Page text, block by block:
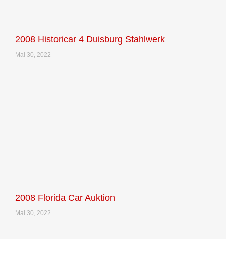
2008 Historicar 4 Duisburg Stahlwerk
Mai 30, 2022
2008 Florida Car Auktion
Mai 30, 2022